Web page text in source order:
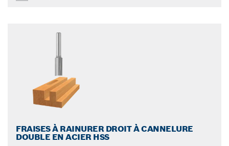
FRAISES À RAINURER DROIT À CANNELURE
DOUBLE EN ACIER HSS